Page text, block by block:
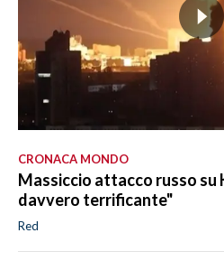
CRONACA MONDO
Massiccio attacco russo su
davvero terrificante"
Red